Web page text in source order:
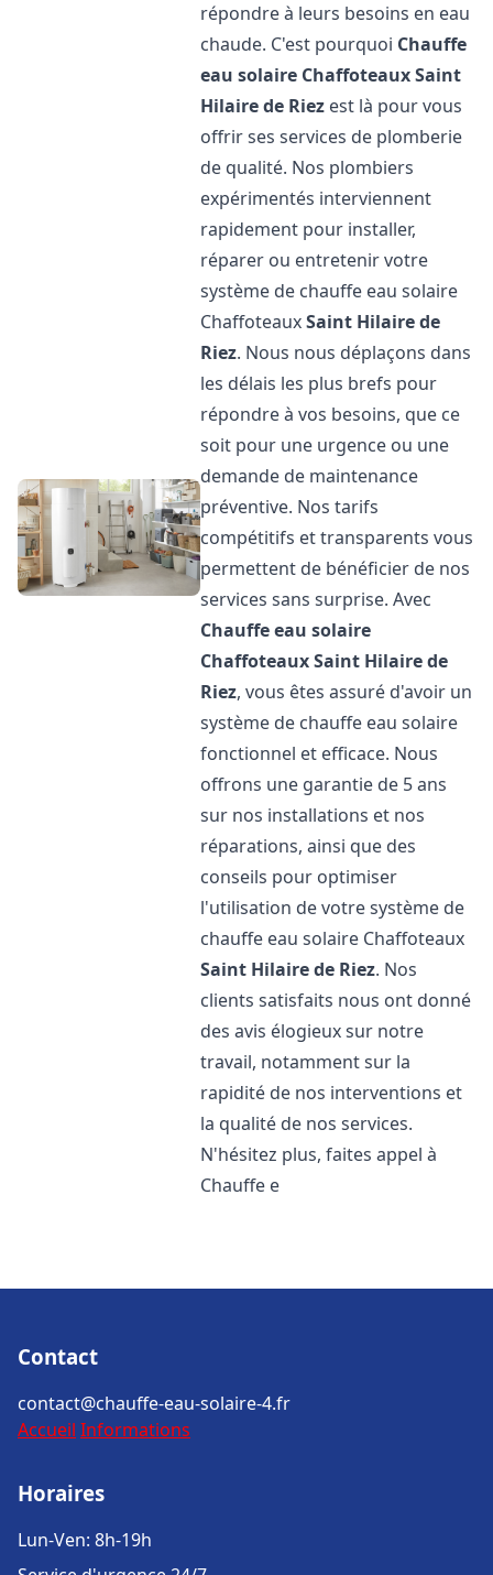
répondre à leurs besoins en eau
chaude. C'est pourquoi Chauffe
eau solaire ChaffoteauxSaint
Hilaire de Riez est là pour vous
offrir ses services de plomberie
de qualité. Nos plombiers
expérimentés interviennent
rapidement pour installer,
réparer ou entretenir votre
système de chauffe eau solaire
ChaffoteauxSaint Hilaire de
Riez. Nous nous déplaçons dans
les délais les plus brefs pour
répondre à vos besoins, que ce
soit pour une urgence ou une
demande de maintenance
préventive. Nos tarifs
compétitifs et transparents vous
permettent de bénéficier de nos
services sans surprise. Avec
Chauffe eau solaire
ChaffoteauxSaint Hilaire de
Riez, vous êtes assuré d'avoir un
système de chauffe eau solaire
fonctionnel et efficace. Nous
offrons une garantie de 5 ans
sur nos installations et nos
réparations, ainsi que des
conseils pour optimiser
l'utilisation de votre système de
chauffe eau solaire Chaffoteaux
Saint Hilaire de Riez. Nos
clients satisfaits nous ont donné
des avis élogieux sur notre
travail, notamment sur la
rapidité de nos interventions et
la qualité de nos services.
N'hésitez plus, faites appel à
Chauffe e
Contact
contact@chauffe-eau-solaire-4.fr
Accueil Informations
Horaires
Lun-Ven: 8h-19h